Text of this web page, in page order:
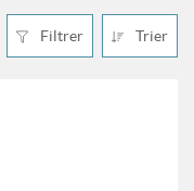
Filtrer Trier